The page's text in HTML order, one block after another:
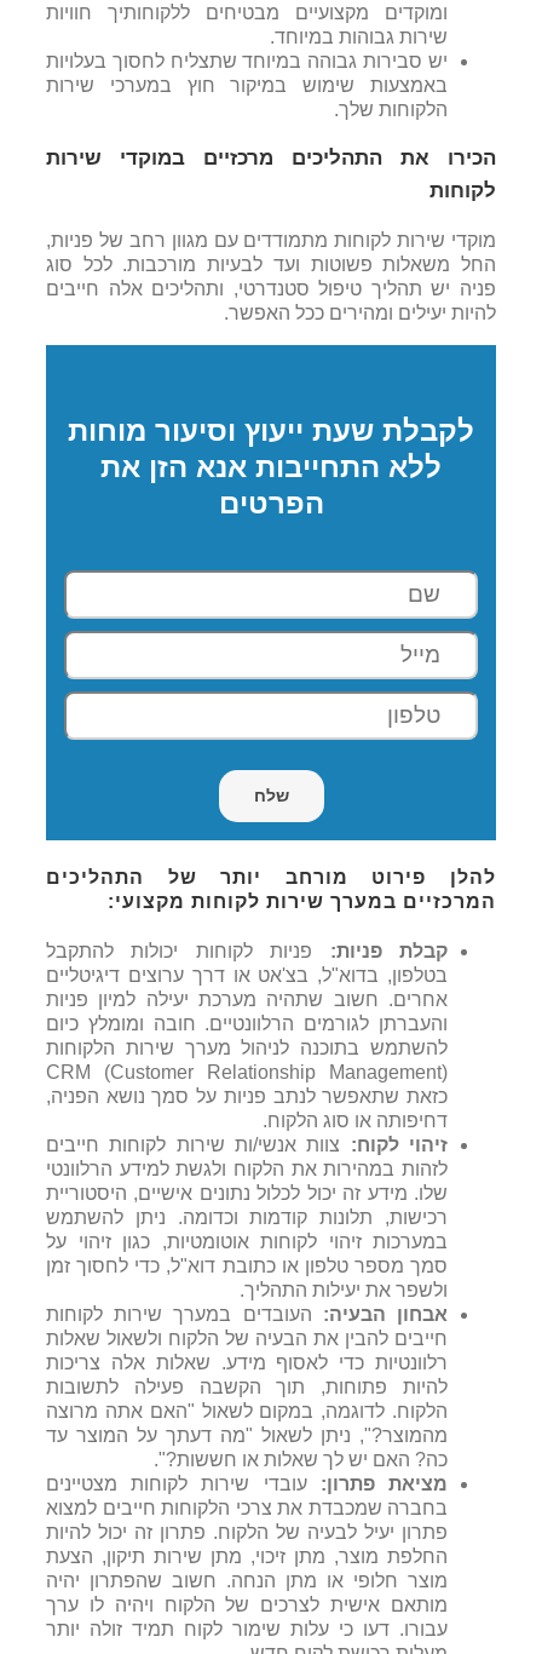
ומוקדים מקצועיים מבטיחים ללקוחותיך חוויות
שירות גבוהות במיוחד.
יש סבירות גבוהה במיוחד שתצליח לחסוך בעלויות
באמצעות שימוש במיקור חוץ במערכי שירות
הלקוחות שלך.
הכירו את התהליכים מרכזיים במוקדי שירות
לקוחות
מוקדי שירות לקוחות מתמודדים עם מגוון רחב של פניות,
החל משאלות פשוטות ועד לבעיות מורכבות. לכל סוג
פניה יש תהליך טיפול סטנדרטי, ותהליכים אלה חייבים
להיות יעילים ומהירים ככל האפשר.
לקבלת שעת ייעוץ וסיעור מוחות
ללא התחייבות אנא הזן את
הפרטים
להלן פירוט מורחב יותר של התהליכים
המרכזיים במערך שירות לקוחות מקצועי:
קבלת פניות: פניות לקוחות יכולות להתקבל
בטלפון, בדוא"ל, בצ'אט או דרך ערוצים דיגיטליים
אחרים. חשוב שתהיה מערכת יעילה למיון פניות
והעברתן לגורמים הרלוונטיים. חובה ומומלץ כיום
להשתמש בתוכנה לניהול מערך שירות הלקוחות
CRM (Customer Relationship Management)
כזאת שתאפשר לנתב פניות על סמך נושא הפניה,
דחיפותה או סוג הלקוח.
זיהוי לקוח: צוות אנשי/ות שירות לקוחות חייבים
לזהות במהירות את הלקוח ולגשת למידע הרלוונטי
שלו. מידע זה יכול לכלול נתונים אישיים, היסטוריית
רכישות, תלונות קודמות וכדומה. ניתן להשתמש
במערכות זיהוי לקוחות אוטומטיות, כגון זיהוי על
סמך מספר טלפון או כתובת דוא"ל, כדי לחסוך זמן
ולשפר את יעילות התהליך.
אבחון הבעיה: העובדים במערך שירות לקוחות
חייבים להבין את הבעיה של הלקוח ולשאול שאלות
רלוונטיות כדי לאסוף מידע. שאלות אלה צריכות
להיות פתוחות, תוך הקשבה פעילה לתשובות
הלקוח. לדוגמה, במקום לשאול "האם אתה מרוצה
מהמוצר?", ניתן לשאול "מה דעתך על המוצר עד
כה? האם יש לך שאלות או חששות?".
מציאת פתרון: עובדי שירות לקוחות מצטיינים
בחברה שמכבדת את צרכי הלקוחות חייבים למצוא
פתרון יעיל לבעיה של הלקוח. פתרון זה יכול להיות
החלפת מוצר, מתן זיכוי, מתן שירות תיקון, הצעת
מוצר חלופי או מתן הנחה. חשוב שהפתרון יהיה
מותאם אישית לצרכים של הלקוח ויהיה לו ערך
עבורו. דעו כי עלות שימור לקוח תמיד זולה יותר